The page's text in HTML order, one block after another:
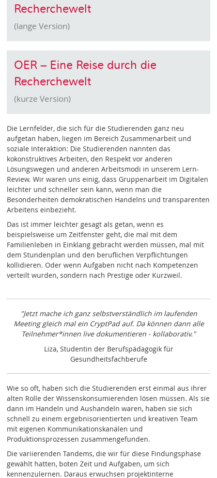
Recherchewelt
(lange Version)
OER – Eine Reise durch die
Recherchewelt
(kurze Version)
Die Lernfelder, die sich für die Studierenden ganz neu
aufgetan haben, liegen im Bereich Zusammenarbeit und
soziale Interaktion: Die Studierenden nannten das
kokonstruktives Arbeiten, den Respekt vor anderen
Lösungswegen und anderen Arbeitsmodi in unserem Lern-
Review. Wir waren uns einig, dass Gruppenarbeit im Digitalen
leichter und schneller sein kann, wenn man die
Besonderheiten demokratischen Handelns und transparenten
Arbeitens einbezieht.
Das ist immer leichter gesagt als getan, wenn es
beispielsweise um Zeitfenster geht, die mal mit dem
Familienleben in Einklang gebracht werden müssen, mal mit
dem Stundenplan und den beruflichen Verpflichtungen
kollidieren. Oder wenn Aufgaben nicht nach Kompetenzen
verteilt wurden, sondern nach Prestige oder Kurzweil.
"Jetzt mache ich ganz selbstverständlich im laufenden
Meeting gleich mal ein CryptPad auf. Da können dann alle
Teilnehmer*innen live dokumentieren - kollaborativ."
Liza, Studentin der Berufspädagogik für
Gesundheitsfachberufe
Wie so oft, haben sich die Studierenden erst einmal aus ihrer
alten Rolle der Wissenskonsumierenden lösen müssen. Als sie
dann im Handeln und Aushandeln waren, haben sie sich
schnell zu einem ergebnisorientierten und kreativen Team
mit eigenen Kommunikationskanälen und
Produktionsprozessen zusammengefunden.
Die variierenden Tandems, die wir für diese Findungsphase
gewählt hatten, boten Zeit und Aufgaben, um sich
kennenzulernen. Daraus erwuchsen projektinterne